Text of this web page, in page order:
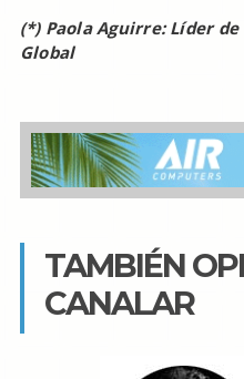
(*) Paola Aguirre: Líder
Global
TAMBIÉN
CANALAR